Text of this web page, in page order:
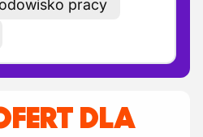
pracy
DLA